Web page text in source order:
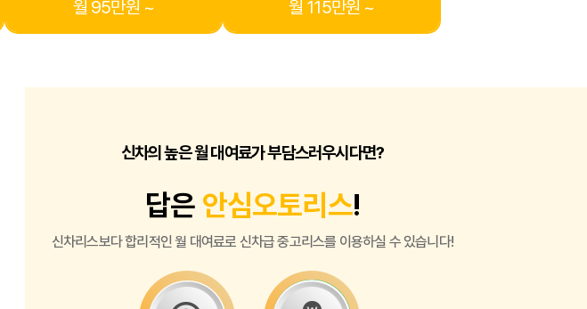
월 95만원 ~ 월 115만원 ~
신차의 높은 월 대여료가 부담스러우시다면?
답은 안심오토리스!
신차리스보다 합리적인 월 대여료로 신차급 중고리스를 이용하실 수 있습니다!